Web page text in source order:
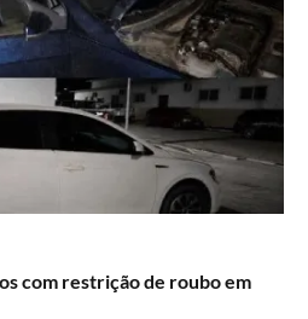
com restrição de roubo em